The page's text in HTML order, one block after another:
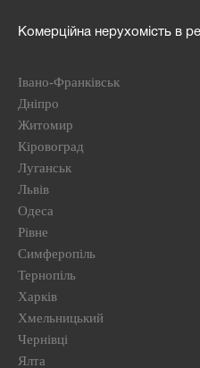
Комерційна нерухомість в
Івано-Франківськ
Дніпро
Житомир
Кіровоград
Луганськ
Львів
Одеса
Рівне
Симферопіль
Тернопіль
Харків
Хмельницький
Чернівці
Ялта